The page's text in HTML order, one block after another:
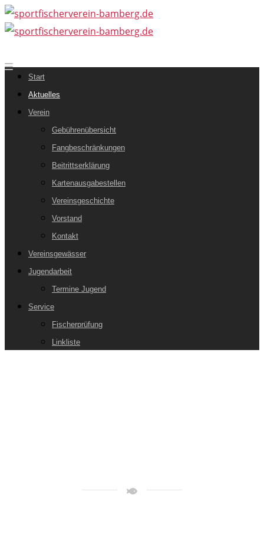
Start
Aktuelles
Verein
Gebührenübersicht
Fangbeschränkungen
Beitrittserklärung
Kartenausgabestellen
Vereinsgeschichte
Vorstand
Kontakt
Vereinsgewässer
Jugendarbeit
Termine Jugend
Service
Fischerprüfung
Linkliste